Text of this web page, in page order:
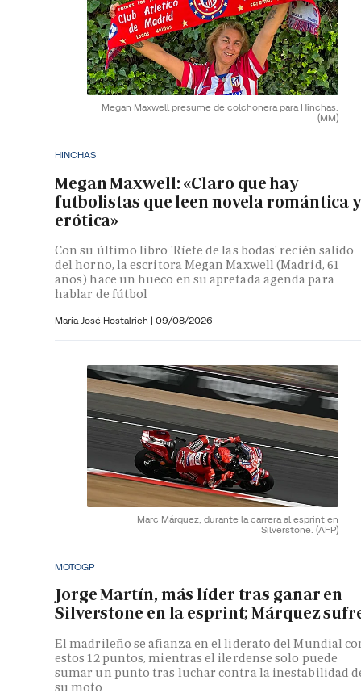
Megan Maxwell presume de colchonera para Hinchas.
(MM)
HINCHAS
Megan Maxwell: «Claro que hay
futbolistas que leen novela romántica y
erótica»
Con su último libro 'Ríete de las bodas' recién salido
del horno, la escritora Megan Maxwell (Madrid, 61
años) hace un hueco en su apretada agenda para
hablar de fútbol
María José Hostalrich | 09/08/2026
Marc Márquez, durante la carrera al esprint en
Silverstone. (AFP)
MOTOGP
Jorge Martín, más líder tras ganar en
Silverstone en la esprint; Márquez
El madrileño se afianza en el liderato del Mundial
estos 12 puntos, mientras el ilerdense solo puede
sumar un punto tras luchar contra la inestabilidad
su moto